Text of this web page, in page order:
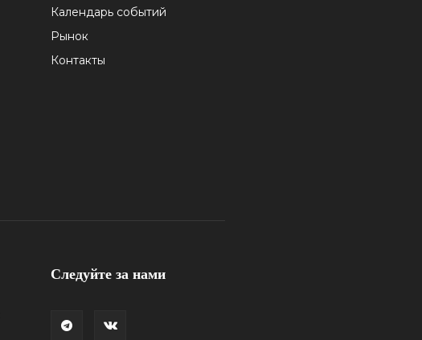
Календарь событий
Рынок
Контакты
Следуйте за нами